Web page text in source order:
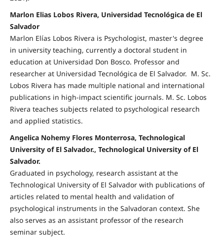
Marlon Elias Lobos Rivera, Universidad Tecnológica de El
Salvador
Marlon Elías Lobos Rivera is Psychologist, master's degree
in university teaching, currently a doctoral student in
education at Universidad Don Bosco. Professor and
researcher at Universidad Tecnológica de El Salvador. M. Sc.
Lobos Rivera has made multiple national and international
publications in high-impact scientific journals. M. Sc. Lobos
Rivera teaches subjects related to psychological research
and applied statistics.
Angelica Nohemy Flores Monterrosa, Technological
University of El Salvador., Technological University of El
Salvador.
Graduated in psychology, research assistant at the
Technological University of El Salvador with publications of
articles related to mental health and validation of
psychological instruments in the Salvadoran context. She
also serves as an assistant professor of the research
seminar subject.